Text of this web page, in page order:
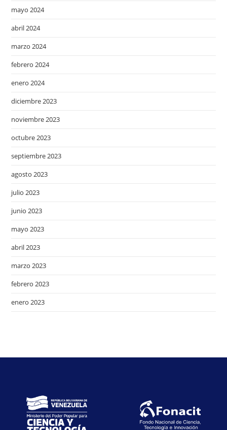
mayo 2024
abril 2024
marzo 2024
febrero 2024
enero 2024
diciembre 2023
noviembre 2023
octubre 2023
septiembre 2023
agosto 2023
julio 2023
junio 2023
mayo 2023
abril 2023
marzo 2023
febrero 2023
enero 2023